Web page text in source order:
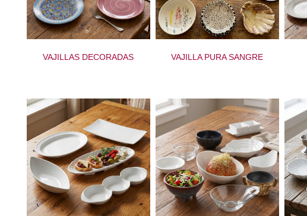
VAJILLAS DECORADAS VAJILLA PURA SANGRE